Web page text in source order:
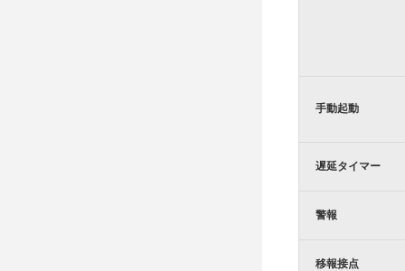
手動起動
遅延タイマー
警報
移報接点